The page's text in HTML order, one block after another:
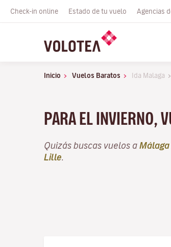
Check-in online Estado de tu vuelo Agencias
Inicio Vuelos Baratos Ida Malaga
PARA EL INVIERNO,
Quizás buscas vuelos a Málaga
Lille